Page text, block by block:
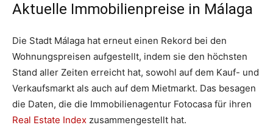
Aktuelle Immobilienpreise in Málaga
Die Stadt Málaga hat erneut einen Rekord bei den
Wohnungspreisen aufgestellt, indem sie den höchsten
Stand aller Zeiten erreicht hat, sowohl auf dem Kauf- und
Verkaufsmarkt als auch auf dem Mietmarkt. Das besagen
die Daten, die die Immobilienagentur Fotocasa für ihren
Real Estate Index zusammengestellt hat.